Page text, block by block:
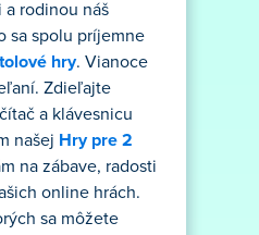
rodinou náš
sa spolu príjemne
hry. Vianoce
Zdieľajte
a klávesnicu
našej Hry pre 2
na zábave, radosti
online hrách.
sa môžete